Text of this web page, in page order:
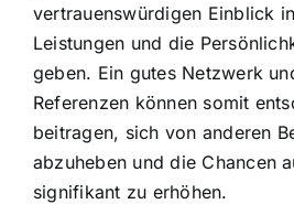
vertrauenswürdigen Einblick
Leistungen und die
geben. Ein gutes Netzwerk
Referenzen können somit
beitragen, sich von anderen
abzuheben und die Chancen
signifikant zu erhöhen.